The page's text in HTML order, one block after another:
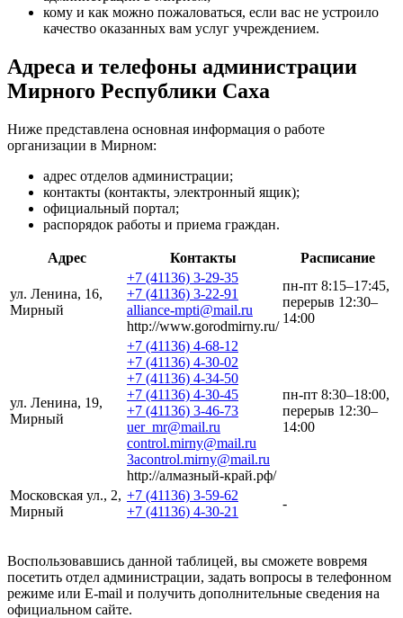
кому и как можно пожаловаться, если вас не устроило
качество оказанных вам услуг учреждением.
Адреса и телефоны администрации
Мирного Республики Саха
Ниже представлена основная информация о работе
организации в Мирном:
адрес отделов администрации;
контакты (контакты, электронный ящик);
официальный портал;
распорядок работы и приема граждан.
Адрес Контакты Расписание
ул. Ленина, 16,
Мирный
+7 (41136) 3-29-35
+7 (41136) 3-22-91
alliance-mpti@mail.ru
http://www.gorodmirny.ru/
пн-пт 8:15–17:45,
перерыв 12:30–
14:00
ул. Ленина, 19,
Мирный
+7 (41136) 4-68-12
+7 (41136) 4-30-02
+7 (41136) 4-34-50
+7 (41136) 4-30-45
+7 (41136) 3-46-73
uer_mr@mail.ru
control.mirny@mail.ru
3acontrol.mirny@mail.ru
http://алмазный-край.рф/
пн-пт 8:30–18:00,
перерыв 12:30–
14:00
Московская ул., 2,
Мирный
+7 (41136) 3-59-62
+7 (41136) 4-30-21
-
Воспользовавшись данной таблицей, вы сможете вовремя
посетить отдел администрации, задать вопросы в телефонном
режиме или E-mail и получить дополнительные сведения на
официальном сайте.